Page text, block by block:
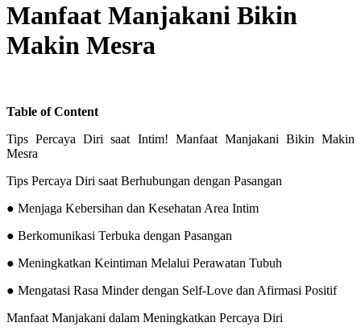
Manfaat Manjakani Bikin
Makin Mesra
Table of Content
Tips Percaya Diri saat Intim! Manfaat Manjakani Bikin Makin
Mesra
Tips Percaya Diri saat Berhubungan dengan Pasangan
● Menjaga Kebersihan dan Kesehatan Area Intim
● Berkomunikasi Terbuka dengan Pasangan
● Meningkatkan Keintiman Melalui Perawatan Tubuh
● Mengatasi Rasa Minder dengan Self-Love dan Afirmasi Positif
Manfaat Manjakani dalam Meningkatkan Percaya Diri